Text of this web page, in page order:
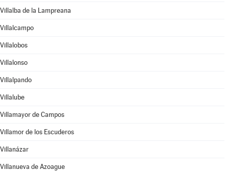
Villalba de la Lampreana
Villalcampo
Villalobos
Villalonso
Villalpando
Villalube
Villamayor de Campos
Villamor de los Escuderos
Villanázar
Villanueva de Azoague